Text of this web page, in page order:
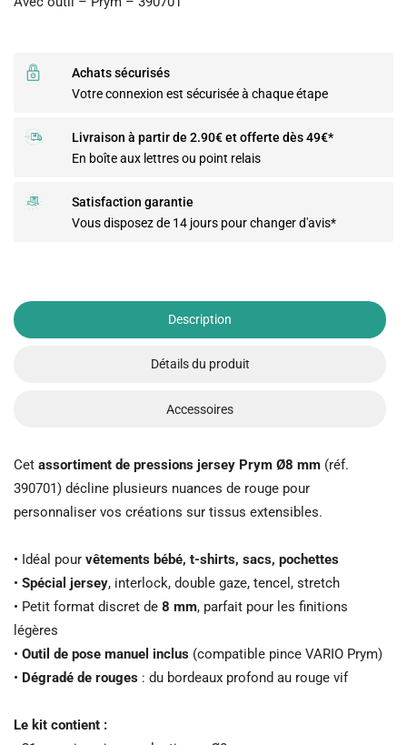
Achats sécurisés
Votre connexion est sécurisée à chaque étape
Livraison à partir de 2.90€ et offerte dès 49€*
En boîte aux lettres ou point relais
Satisfaction garantie
Vous disposez de 14 jours pour changer d'avis*
Description
Détails du produit
Accessoires
Cet assortiment de pressions jersey Prym Ø8 mm (réf.
390701) décline plusieurs nuances de rouge pour
personnaliser vos créations sur tissus extensibles.
• Idéal pour vêtements bébé, t-shirts, sacs, pochettes
• Spécial jersey, interlock, double gaze, tencel, stretch
• Petit format discret de 8 mm, parfait pour les finitions
légères
• Outil de pose manuel inclus (compatible pince VARIO Prym)
• Dégradé de rouges : du bordeaux profond au rouge vif
Le kit contient :